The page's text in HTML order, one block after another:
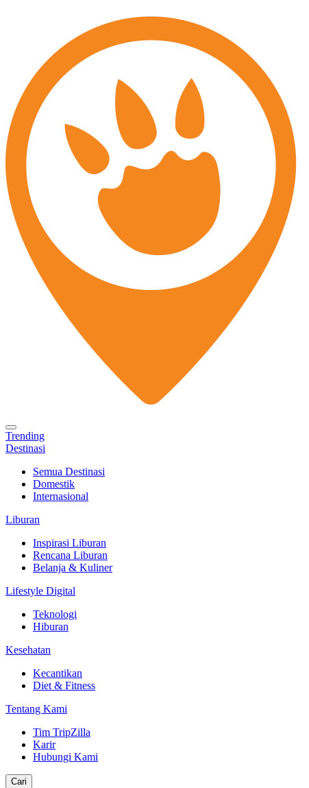
Trending
Destinasi
Semua Destinasi
Domestik
Internasional
Liburan
Inspirasi Liburan
Rencana Liburan
Belanja & Kuliner
Lifestyle Digital
Teknologi
Hiburan
Kesehatan
Kecantikan
Diet & Fitness
Tentang Kami
Tim TripZilla
Karir
Hubungi Kami
Cari